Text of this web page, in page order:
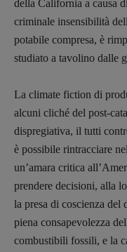
della California a causa
criminale insensibilità
potabile compresa, è
studiato a tavolino dalle
La climate fiction di
alcuni cliché del post-
dispregiativa, il tutti
è possibile rintracciare
un’amara critica
prendere decisioni, alla
la presa di coscienza del
piena consapevolezza
combustibili fossili, e la